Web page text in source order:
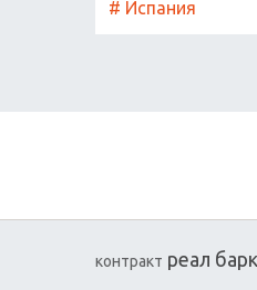
# Испания
контракт реал